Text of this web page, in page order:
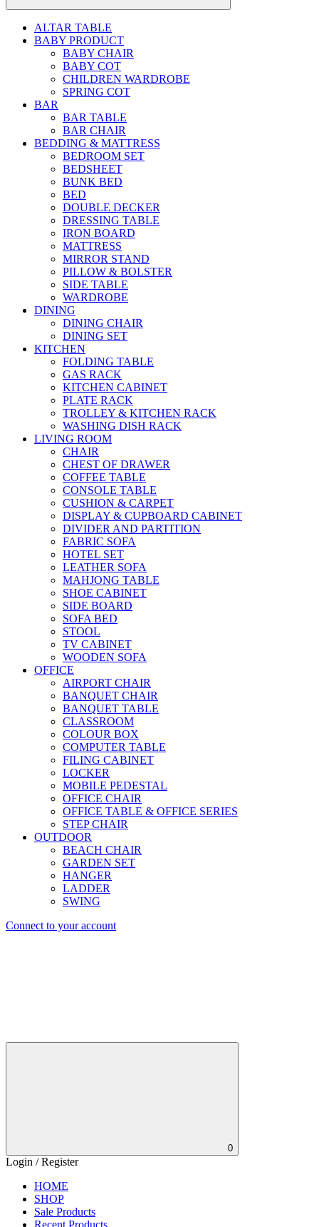
ALTAR TABLE
BABY PRODUCT
BABY CHAIR
BABY COT
CHILDREN WARDROBE
SPRING COT
BAR
BAR TABLE
BAR CHAIR
BEDDING & MATTRESS
BEDROOM SET
BEDSHEET
BUNK BED
BED
DOUBLE DECKER
DRESSING TABLE
IRON BOARD
MATTRESS
MIRROR STAND
PILLOW & BOLSTER
SIDE TABLE
WARDROBE
DINING
DINING CHAIR
DINING SET
KITCHEN
FOLDING TABLE
GAS RACK
KITCHEN CABINET
PLATE RACK
TROLLEY & KITCHEN RACK
WASHING DISH RACK
LIVING ROOM
CHAIR
CHEST OF DRAWER
COFFEE TABLE
CONSOLE TABLE
CUSHION & CARPET
DISPLAY & CUPBOARD CABINET
DIVIDER AND PARTITION
FABRIC SOFA
HOTEL SET
LEATHER SOFA
MAHJONG TABLE
SHOE CABINET
SIDE BOARD
SOFA BED
STOOL
TV CABINET
WOODEN SOFA
OFFICE
AIRPORT CHAIR
BANQUET CHAIR
BANQUET TABLE
CLASSROOM
COLOUR BOX
COMPUTER TABLE
FILING CABINET
LOCKER
MOBILE PEDESTAL
OFFICE CHAIR
OFFICE TABLE & OFFICE SERIES
STEP CHAIR
OUTDOOR
BEACH CHAIR
GARDEN SET
HANGER
LADDER
SWING
Connect to your account
0
Login / Register
HOME
SHOP
Sale Products
Recent Products